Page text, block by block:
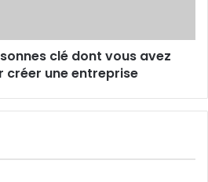
clé dont vous avez
créer une entreprise